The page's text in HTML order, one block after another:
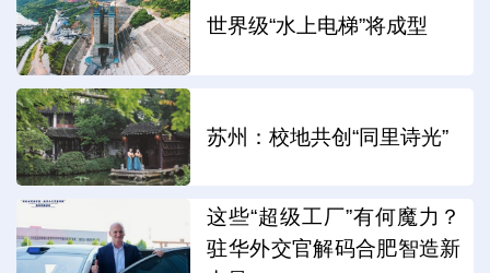
世界级“水上电梯”将成型
苏州：校地共创“同里诗光”
这些“超级工厂”有何魔力？
驻华外交官解码合肥智造新